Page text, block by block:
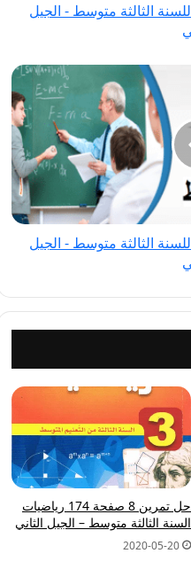
70 الفيزياء للسنة الثالثة متوسط - الجيل
70 الفيزياء للسنة الثالثة متوسط - الجيل
حل تمرين 8 صفحة 174 رياضيات
السنة الثالثة متوسط – الجيل الثاني
2020-05-20